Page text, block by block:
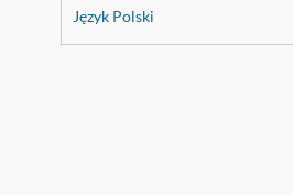
Język Polski